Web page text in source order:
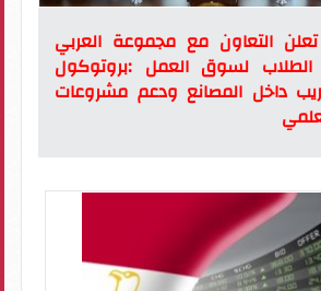
تعلن التعاون مع مجموعة العربي
الطلاب لسوق العمل :بروتوكول
داخل المصانع ودعم مشروعات